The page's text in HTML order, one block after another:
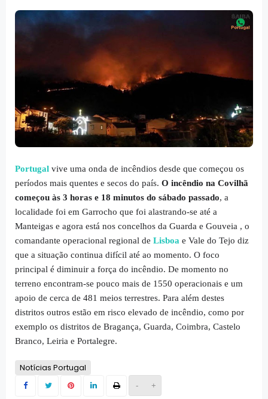
- +
Portugal vive uma onda de incêndios desde que começou os
períodos mais quentes e secos do país. O incêndio na Covilhã
começou às 3 horas e 18 minutos do sábado passado, a
localidade foi em Garrocho que foi alastrando-se até a
Manteigas e agora está nos concelhos da Guarda e Gouveia , o
comandante operacional regional de Lisboa e Vale do Tejo diz
que a situação continua difícil até ao momento. O foco
principal é diminuir a força do incêndio. De momento no
terreno encontram-se pouco mais de 1550 operacionais e um
apoio de cerca de 481 meios terrestres. Para além destes
distritos outros estão em risco elevado de incêndio, como por
exemplo os distritos de Bragança, Guarda, Coimbra, Castelo
Branco, Leiria e Portalegre.
Notícias Portugal